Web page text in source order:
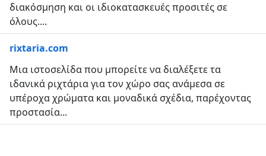
διακόσμηση και οι ιδιοκατασκευές προσιτές σε
όλους....
rixtaria.com
Μια ιστοσελίδα που μπορείτε να διαλέξετε τα
ιδανικά ριχτάρια για τον χώρο σας ανάμεσα σε
υπέροχα χρώματα και μοναδικά σχέδια, παρέχοντας
προστασία...